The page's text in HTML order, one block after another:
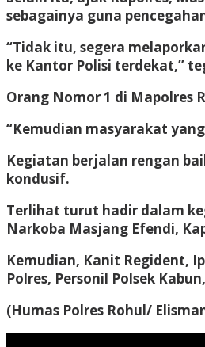
sebagainya guna
“Tidak itu, segera
ke Kantor Polisi terdekat,”
Orang Nomor 1 di Mapolres
“Kemudian masyarakat
Kegiatan berjalan rengan
kondusif.
Terlihat turut hadir dalam
Narkoba Masjang Efendi,
Kemudian, Kanit Regident,
Polres, Personil Polsek
(Humas Polres Rohul/